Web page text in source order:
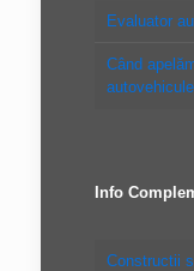
Evaluator
Când
Info
Constructii